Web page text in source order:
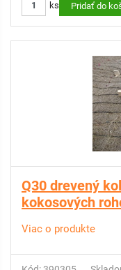
ks Pridať do
Q30 drevený
kokosových
Viac o produkte